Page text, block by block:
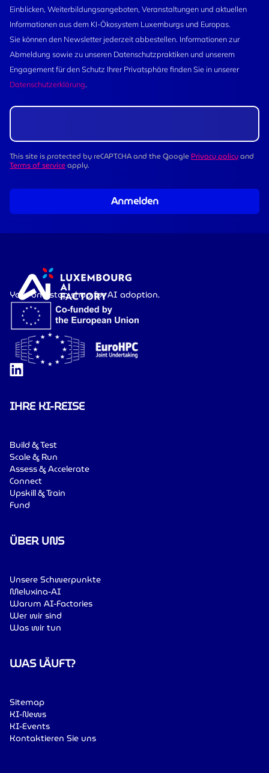
Einblicken, Weiterbildungsangeboten, Veranstaltungen und aktuellen
Informationen aus dem KI-Ökosystem Luxemburgs und Europas.
Sie können den Newsletter jederzeit abbestellen. Informationen zur
Abmeldung sowie zu unseren Datenschutzpraktiken und unserem
Engagement für den Schutz Ihrer Privatsphäre finden Sie in unserer
Datenschutzerklärung.
This site is protected by reCAPTCHA and the GooglePrivacy policyand
Terms of serviceapply.
Anmelden
Your one-stop shop for AI adoption.
IHRE KI-REISE
Build & Test
Scale & Run
Assess & Accelerate
Connect
Upskill & Train
Fund
ÜBER UNS
Unsere Schwerpunkte
Meluxina-AI
Warum AI-Factories
Wer wir sind
Was wir tun
WAS LÄUFT?
Sitemap
KI-News
KI-Events
Kontaktieren Sie uns